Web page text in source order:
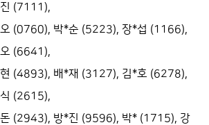
(7111),
(0760), 박*순 (5223), 장*섭 (1166),
(6641),
(4893), 배*재 (3127), 김*호 (6278),
(2615),
(2943), 방*진 (9596), 박* (1715), 강